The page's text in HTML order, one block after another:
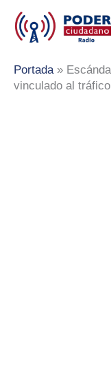
contenido
Portada»
vinculado al